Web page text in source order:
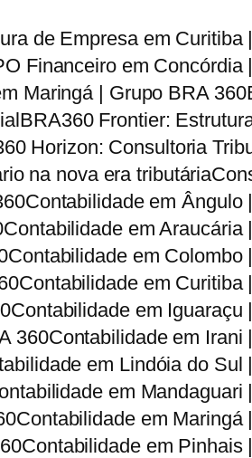
de Empresa em Curitiba
Financeiro em Concórdia
Maringá | Grupo BRA 360
BRA360 Frontier:
Horizon: Consultoria
na nova era tributária
Contabilidade em Ângulo
Contabilidade em Araucária
Contabilidade em Colombo
Contabilidade em Curitiba
Contabilidade em Iguaraçu
360Contabilidade em Irani
em Lindóia do Sul
em Mandaguari
Contabilidade em Maringá
Contabilidade em Pinhais